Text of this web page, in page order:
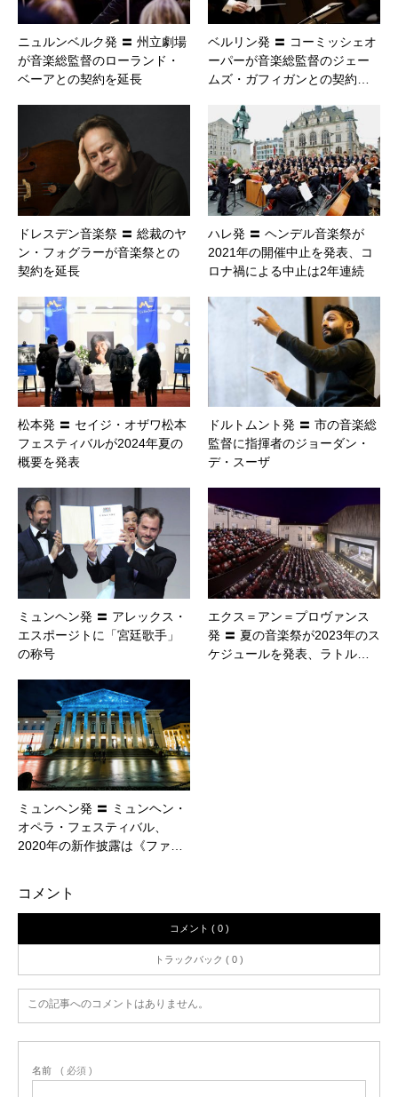
ニュルンベルク発 〓 州立劇場
が音楽総監督のローランド・
ベーアとの契約を延長
ベルリン発 〓 コーミッシェオ
ーパーが音楽総監督のジェー
ムズ・ガフィガンとの契約…
ドレスデン音楽祭 〓 総裁のヤ
ン・フォグラーが音楽祭との
契約を延長
ハレ発 〓 ヘンデル音楽祭が
2021年の開催中止を発表、コ
ロナ禍による中止は2年連続
松本発 〓 セイジ・オザワ松本
フェスティバルが2024年夏の
概要を発表
ドルトムント発 〓 市の音楽総
監督に指揮者のジョーダン・
デ・スーザ
ミュンヘン発 〓 アレックス・
エスポージトに「宮廷歌手」
の称号
エクス＝アン＝プロヴァンス
発 〓 夏の音楽祭が2023年のス
ケジュールを発表、ラトル…
ミュンヘン発 〓 ミュンヘン・
オペラ・フェスティバル、
2020年の新作披露は《ファ…
コメント
コメント ( 0 )
トラックバック ( 0 )
この記事へのコメントはありません。
名前 ( 必須 )